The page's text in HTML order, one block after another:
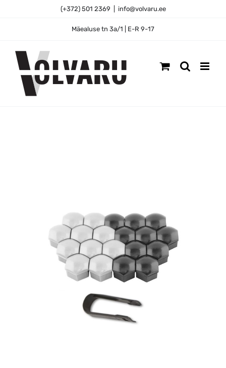
(+372) 501 2369 info@volvaru.ee
Mäealuse tn 3a/1 | E-R 9-17